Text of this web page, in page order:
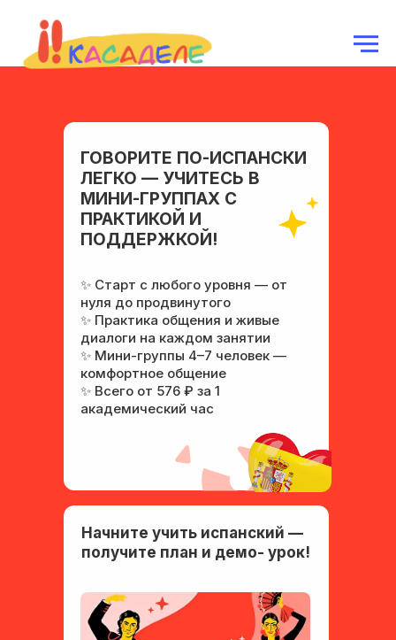
ГОВОРИТЕ ПО-ИСПАНСКИ
ЛЕГКО — УЧИТЕСЬ В
МИНИ-ГРУППАХ С
ПРАКТИКОЙ И
ПОДДЕРЖКОЙ!
Начните учить испанский —
получите план и демо- урок!
✨ Старт с любого уровня — от
нуля до продвинутого
✨ Практика общения и живые
диалоги на каждом занятии
✨ Мини-группы 4–7 человек —
комфортное общение
✨ Всего от 576 ₽ за 1
академический час